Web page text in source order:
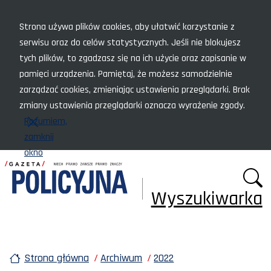
Strona używa plików cookies, aby ułatwić korzystanie z
serwisu oraz do celów statystycznych. Jeśli nie blokujesz
tych plików, to zgadzasz się na ich użycie oraz zapisanie w
pamięci urządzenia. Pamiętaj, że możesz samodzielnie
zarządzać cookies, zmieniając ustawienia przeglądarki. Brak
zmiany ustawienia przeglądarki oznacza wyrażenie zgody.
Rozumiem,
zamknij
okno
Wyszukiwarka
Strona główna Archiwum
2022